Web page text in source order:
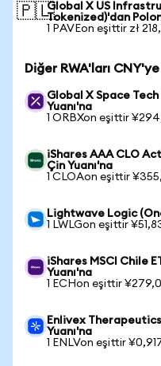
🇵🇱Global X US
Tokenized)'dan
1 PAVEon eşittir zł
Diğer RWA'ları
Global X Space
Yuanı'na
1 ORBXon eşittir
iShares AAA CLO
Çin Yuanı'na
1 CLOAon eşittir
Lightwave Logic
1 LWLGon eşittir
iShares MSCI Chile
Yuanı'na
1 ECHon eşittir
Enlivex
Yuanı'na
1 ENLVon eşittir